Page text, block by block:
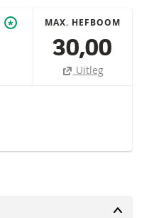
* MAX. HEFBOOM
30,00
Uitleg